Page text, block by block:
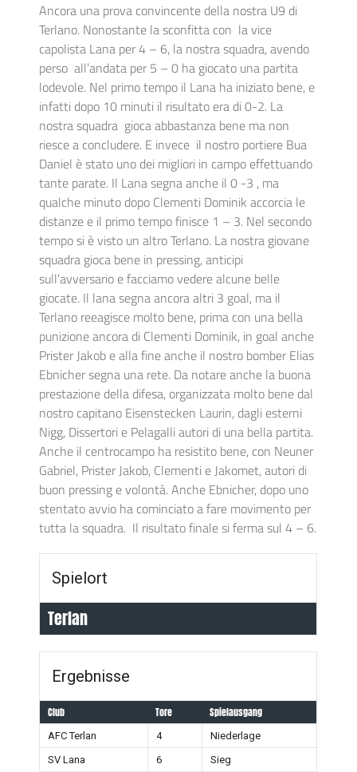
Ancora una prova convincente della nostra U9 di
Terlano. Nonostante la sconfitta con la vice
capolista Lana per 4 – 6, la nostra squadra, avendo
perso all’andata per 5 – 0 ha giocato una partita
lodevole. Nel primo tempo il Lana ha iniziato bene, e
infatti dopo 10 minuti il risultato era di 0-2. La
nostra squadra gioca abbastanza bene ma non
riesce a concludere. E invece il nostro portiere Bua
Daniel è stato uno dei migliori in campo effettuando
tante parate. Il Lana segna anche il 0 -3 , ma
qualche minuto dopo Clementi Dominik accorcia le
distanze e il primo tempo finisce 1 – 3. Nel secondo
tempo si è visto un altro Terlano. La nostra giovane
squadra gioca bene in pressing, anticipi
sull’avversario e facciamo vedere alcune belle
giocate. Il lana segna ancora altri 3 goal, ma il
Terlano reeagisce molto bene, prima con una bella
punizione ancora di Clementi Dominik, in goal anche
Prister Jakob e alla fine anche il nostro bomber Elias
Ebnicher segna una rete. Da notare anche la buona
prestazione della difesa, organizzata molto bene dal
nostro capitano Eisenstecken Laurin, dagli esterni
Nigg, Dissertori e Pelagalli autori di una bella partita.
Anche il centrocampo ha resistito bene, con Neuner
Gabriel, Prister Jakob, Clementi e Jakomet, autori di
buon pressing e volontà. Anche Ebnicher, dopo uno
stentato avvio ha cominciato a fare movimento per
tutta la squadra. Il risultato finale si ferma sul 4 – 6.
Spielort
Terlan
Ergebnisse
Club Tore Spielausgang
AFC Terlan 4
Niederlage
SV Lana
6 Sieg